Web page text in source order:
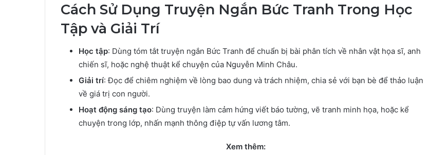
Cách Sử Dụng Truyện Ngắn Bức Tranh Trong Học
Tập và Giải Trí
Học tập: Dùng tóm tắt truyện ngắn Bức Tranh để chuẩn bị bài phân tích về nhân vật họa sĩ, anh
chiến sĩ, hoặc nghệ thuật kể chuyện của Nguyễn Minh Châu.
Giải trí: Đọc để chiêm nghiệm về lòng bao dung và trách nhiệm, chia sẻ với bạn bè để thảo luận
về giá trị con người.
Hoạt động sáng tạo: Dùng truyện làm cảm hứng viết báo tường, vẽ tranh minh họa, hoặc kể
chuyện trong lớp, nhấn mạnh thông điệp tự vấn lương tâm.
Xem thêm: